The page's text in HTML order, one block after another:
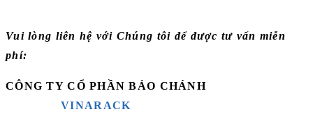
Vui lòng liên hệ với Chúng tôi để được tư vấn miễn
phí:
CÔNG TY CỔ PHẦN BẢO CHÁNH
VINARACK